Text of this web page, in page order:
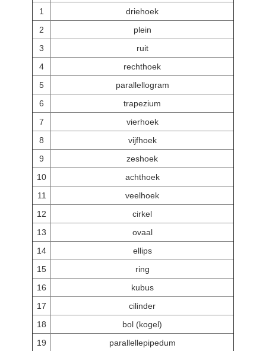
1
driehoek
2
plein
3
ruit
4
rechthoek
5
parallellogram
6
trapezium
7
vierhoek
8
vijfhoek
9
zeshoek
10
achthoek
11
veelhoek
12
cirkel
13
ovaal
14
ellips
15
ring
16
kubus
17
cilinder
18
bol (kogel)
19
parallellepipedum